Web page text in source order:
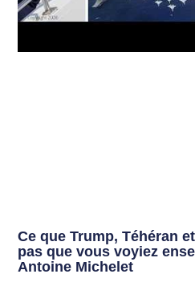
Ce que Trump, Téhéran
pas que vous voyiez
Antoine Michelet